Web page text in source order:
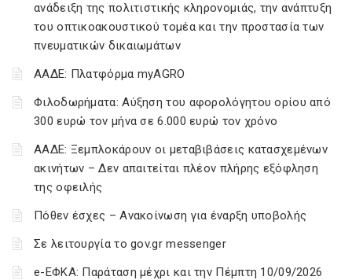
ανάδειξη της πολιτιστικής κληρονομιάς, την ανάπτυξη
του οπτικοακουστικού τομέα και την προστασία των
πνευματικών δικαιωμάτων
ΑΑΔΕ: Πλατφόρμα myAGRO
Φιλοδωρήματα: Αύξηση του αφορολόγητου ορίου από
300 ευρώ τον μήνα σε 6.000 ευρώ τον χρόνο
ΑΑΔΕ: Ξεμπλοκάρουν οι μεταβιβάσεις κατασχεμένων
ακινήτων – Δεν απαιτείται πλέον πλήρης εξόφληση
της οφειλής
Πόθεν έσχες – Ανακοίνωση για έναρξη υποβολής
Σε λειτουργία το gov.gr messenger
e-ΕΦΚΑ: Παράταση μέχρι και την Πέμπτη 10/09/2026